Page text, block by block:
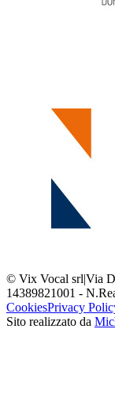
© Vix Vocal srl|Via
14389821001 -
CookiesPrivacy
Sito realizzato da